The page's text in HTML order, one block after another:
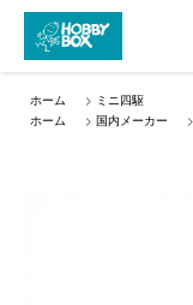
ホーム > ミニ四駆
ホーム
> 国内メーカー >